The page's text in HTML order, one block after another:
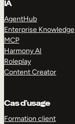
IA
AgentHub
Enterprise Knowledge
MCP
Harmony AI
Roleplay
Content Creator
Cas d’usage
Formation client